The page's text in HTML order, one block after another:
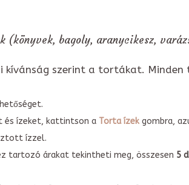
(könyvek, bagoly, aranycikesz,
kívánság szerint a tortákat.
és ízeket, kattintson a Torta ízekgombra,
ízzel.
tartozó árakat tekintheti meg, összesen 5